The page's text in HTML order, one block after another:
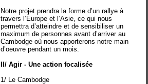
Notre projet prendra la forme d’un rallye à
travers l’Europe et l’Asie, ce qui nous
permettra d’atteindre et de sensibiliser un
maximum de personnes avant d’arriver au
Cambodge où nous apporterons notre main
d’oeuvre pendant un mois.
II/ Agir - Une action focalisée
1/ Le Cambodge